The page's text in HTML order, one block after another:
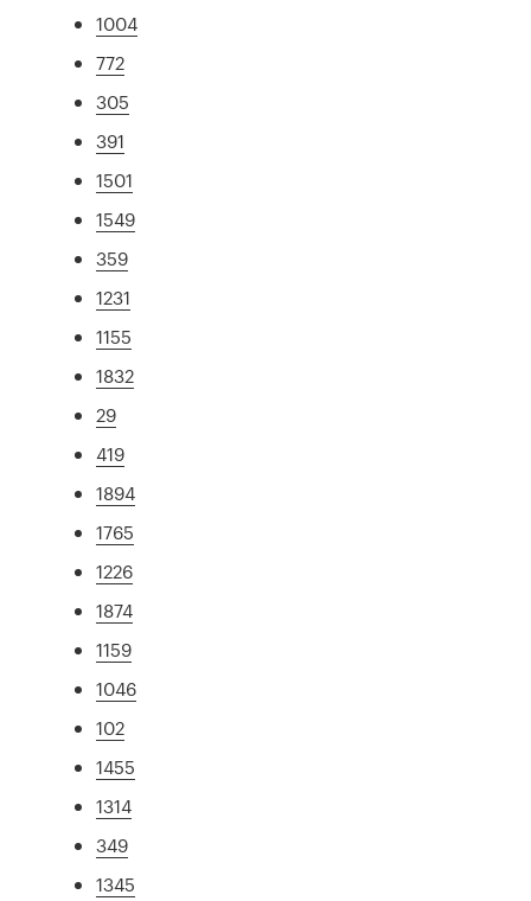
1004
772
305
391
1501
1549
359
1231
1155
1832
29
419
1894
1765
1226
1874
1159
1046
102
1455
1314
349
1345